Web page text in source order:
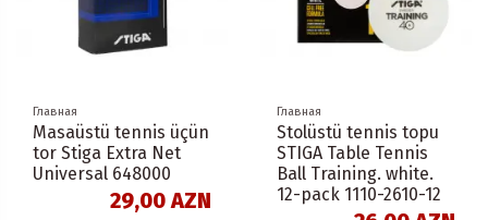
Главная
Masaüstü tennis üçün
tor Stiga Extra Net
Universal 648000
29,00 AZN
Главная
Stolüstü tennis topu
STIGA Table Tennis
Ball Training. white.
12-pack 1110-2610-12